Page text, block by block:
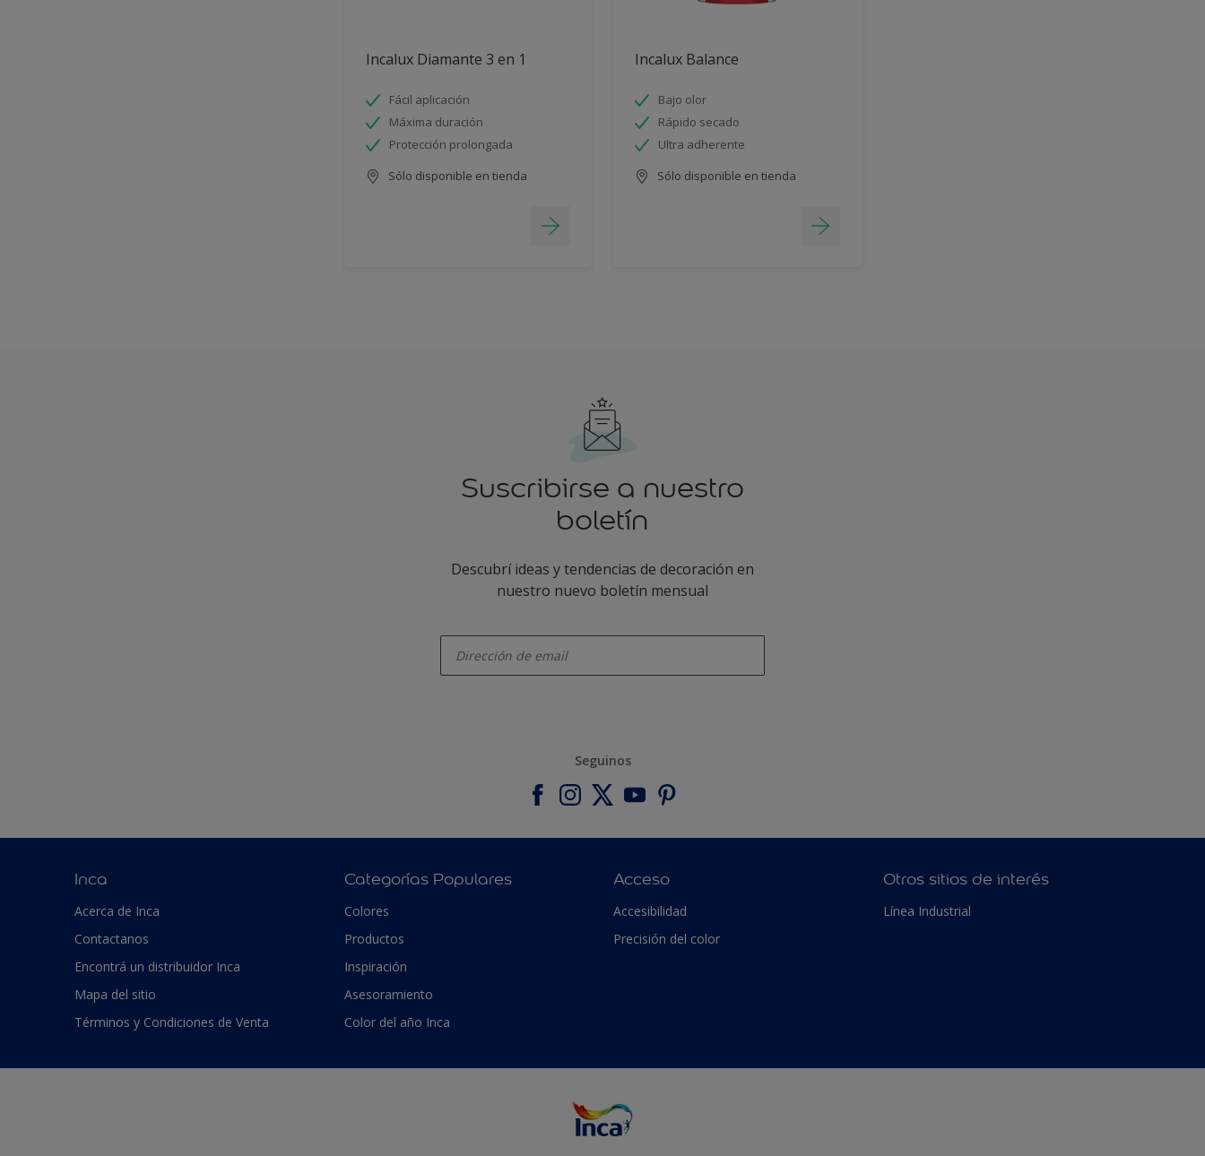
Incalux Diamante 3 en 1
Fácil aplicación
Máxima duración
Protección prolongada
Sólo disponible en tienda
Incalux Balance
Bajo olor
Rápido secado
Ultra adherente
Sólo disponible en tienda
Suscribirse a nuestro
boletín
Descubrí ideas y tendencias de decoración en
nuestro nuevo boletín mensual
Seguinos
Inca
Acerca de Inca
Contactanos
Encontrá un distribuidor Inca
Mapa del sitio
Términos y Condiciones de Venta
Categorías Populares
Colores
Productos
Inspiración
Asesoramiento
Color del año Inca
Acceso
Accesibilidad
Precisión del color
Otros sitios de interés
Línea Industrial